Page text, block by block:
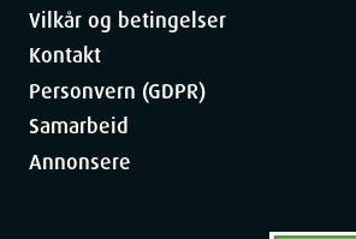
Vilkår og betingelser
Kontakt
Personvern (GDPR)
Samarbeid
Annonsere